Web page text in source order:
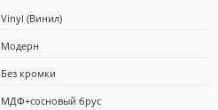
Vinyl (Винил)
Модерн
Без кромки
МДФ+сосновый брус